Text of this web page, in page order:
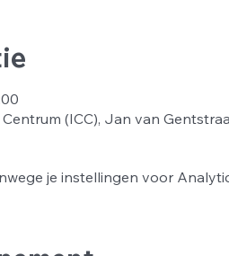
(ICC), Jan van
je instellingen voor